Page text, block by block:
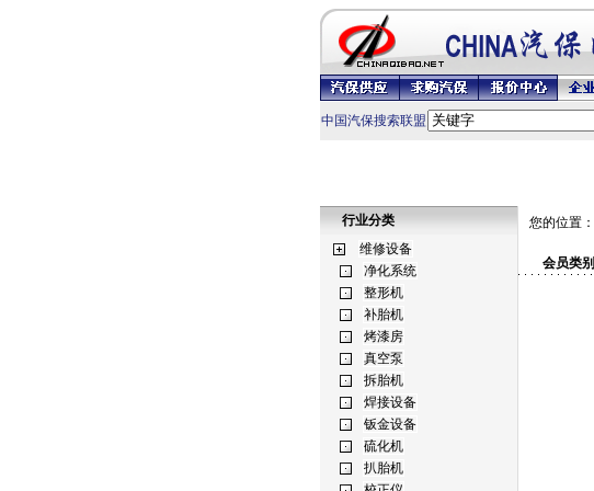
中国汽保搜索联盟
行业分类 您的位置：
会员类别